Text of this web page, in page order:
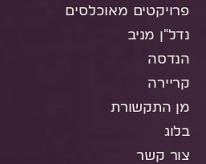
פרויקטים מאוכלסים
נדל"ן מניב
הנדסה
קריירה
מן התקשורת
בלוג
צור קשר